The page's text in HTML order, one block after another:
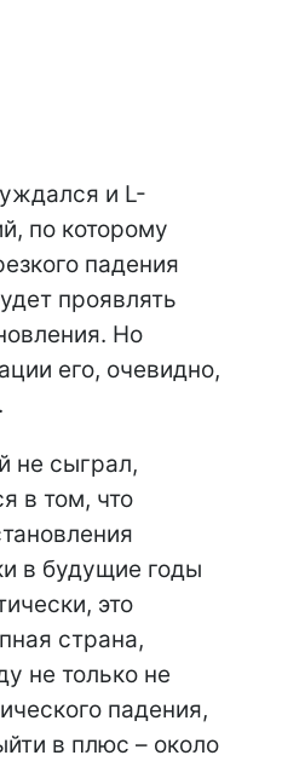
и L-
по которому
падения
проявлять
Но
его, очевидно,
не сыграл,
в том, что
в будущие годы
это
страна,
не только не
падения,
в плюс – около